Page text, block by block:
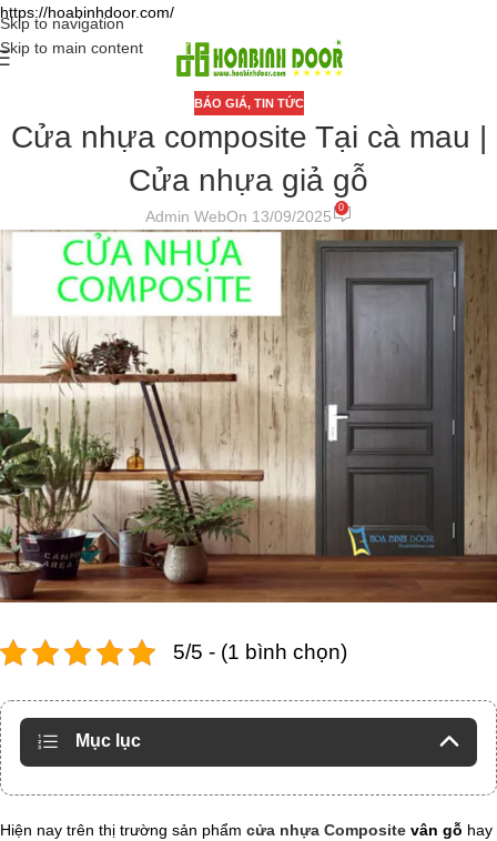
https://hoabinhdoor.com/
Skip to navigation
Skip to main content
BÁO GIÁ, TIN TỨC
Cửa nhựa composite Tại cà mau |
Cửa nhựa giả gỗ
Admin WebOn 13/09/2025 0
5/5 - (1 bình chọn)
Mục lục
Hiện nay trên thị trường sản phẩm cửa nhựa Composite vân gỗ hay